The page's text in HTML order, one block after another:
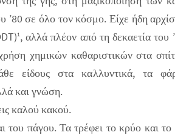
’80 σε όλο τον κόσμο. Είχε ήδη
1, αλλά πλέον από τη δεκαετία του
χημικών καθαριστικών στα
είδους στα καλλυντικά, τα
και γνώση.
καλού κακού.
πάγου. Τα τρέφει το κρύο και το